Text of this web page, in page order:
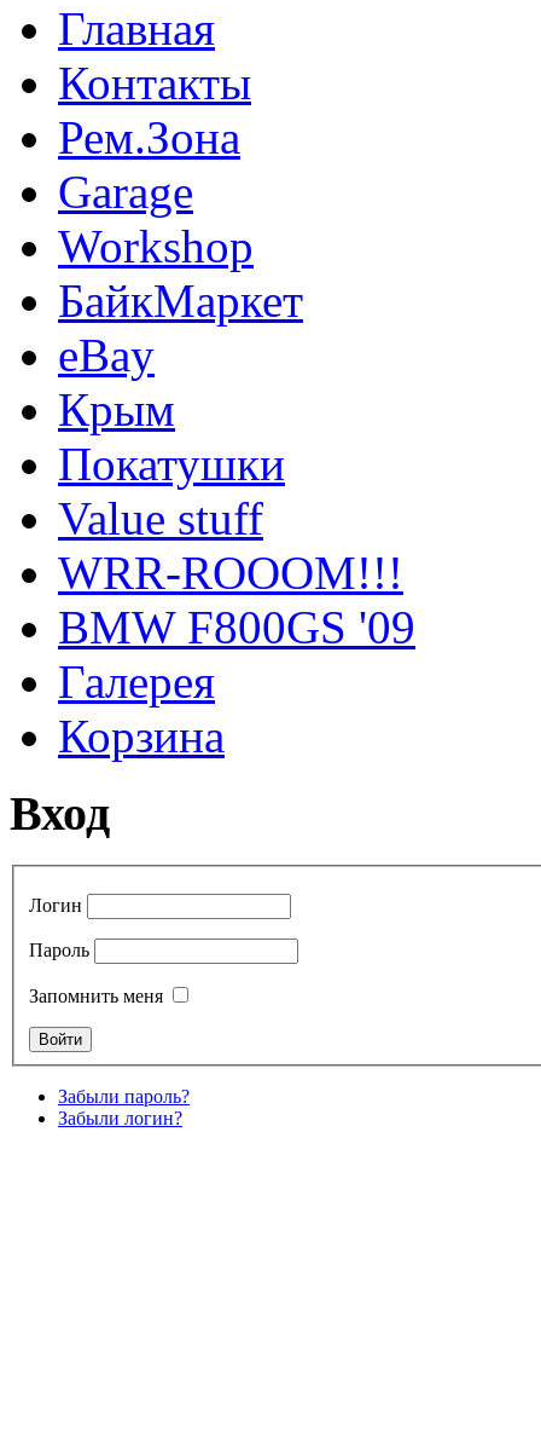
Главная
Контакты
Рем.Зона
Garage
Workshop
БайкМаркет
eBay
Крым
Покатушки
Value stuff
WRR-ROOOM!!!
BMW F800GS '09
Галерея
Корзина
Вход
Логин
Пароль
Запомнить меня
Забыли пароль?
Забыли логин?